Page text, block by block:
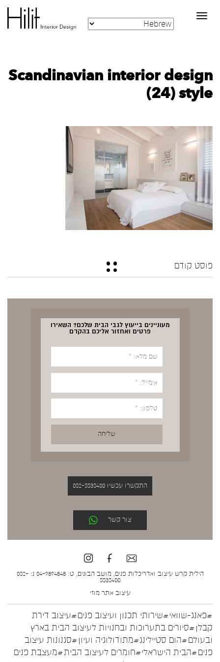
Toggle
navigation
‪Scandinavian interior design
style‬‏ (24)
פוסט קודם
מעוניינים בייעוץ לגבי הבית שלכם? השאירו
פרטים ואחזור אליכם בהקדם
התקשרו עכשיו 052-5535400
צור קשר
הילית קרש עיצוב ואדריכלות פנים, מושב הבונים, ט: 04-9894848 נ: 052-
5535400
עיצוב אתר מוזי
#פאנג-שוואי#שירותי תכנון ועיצוב פנים#עיצוב דירת
קבלן #סיורים בתערוכות ובחנויות לעיצוב הבית בארץ
ובעולם#הום סטיילינג#מתודולוגיה ועיון #סגנונות עיצוב
פנים#הבית הישראלי#חומרים לעיצוב הבית#מעצבת פנים